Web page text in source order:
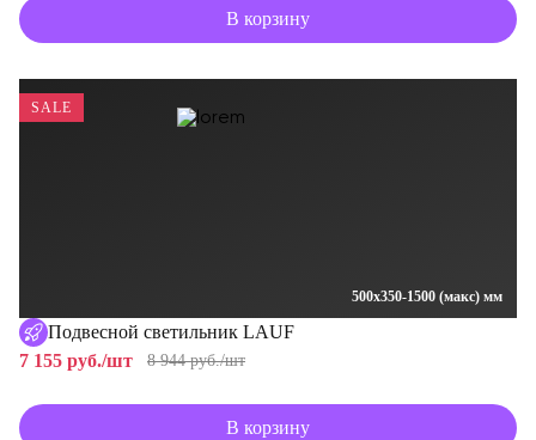
В корзину
500x350-1500 (макс) мм
SALE
Подвесной светильник LAUF
7 155 руб./шт
8 944 руб./шт
В корзину